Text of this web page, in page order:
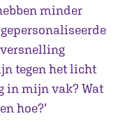
minder
tegen het licht
in mijn vak? Wat
hoe?’